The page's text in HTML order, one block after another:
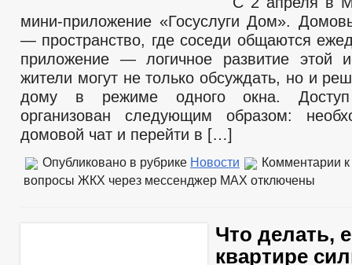
мини-приложение «Госуслуги Дом».
— пространство, где соседи общаются
приложение — логичное развитие этой
жители могут не только обсуждать, но и
дому в режиме одного окна.
организован следующим образом:
домовой чат и перейти в […]
Опубликовано в рубрике Новости Комментарии
вопросы ЖКХ через мессенджер MAX отключены
Что делать,
квартире